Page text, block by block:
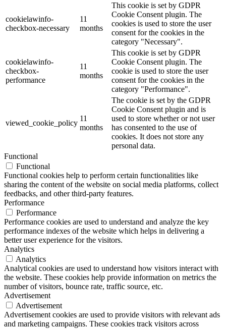
cookielawinfo-
checkbox-necessary
11
months
This cookie is set by GDPR
Cookie Consent plugin. The
cookies is used to store the user
consent for the cookies in the
category "Necessary".
cookielawinfo-
checkbox-
performance
11
months
This cookie is set by GDPR
Cookie Consent plugin. The
cookie is used to store the user
consent for the cookies in the
category "Performance".
viewed_cookie_policy
11
months
The cookie is set by the GDPR
Cookie Consent plugin and is
used to store whether or not user
has consented to the use of
cookies. It does not store any
personal data.
Functional
Functional
Functional cookies help to perform certain functionalities like
sharing the content of the website on social media platforms, collect
feedbacks, and other third-party features.
Performance
Performance
Performance cookies are used to understand and analyze the key
performance indexes of the website which helps in delivering a
better user experience for the visitors.
Analytics
Analytics
Analytical cookies are used to understand how visitors interact with
the website. These cookies help provide information on metrics the
number of visitors, bounce rate, traffic source, etc.
Advertisement
Advertisement
Advertisement cookies are used to provide visitors with relevant ads
and marketing campaigns. These cookies track visitors across